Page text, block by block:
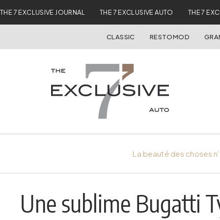
THE 7 EXCLUSIVE JOURNAL THE 7 EXCLUSIVE AUTO THE 7
CLASSIC RESTOMOD
La beauté des choses
Une sublime Bugatti